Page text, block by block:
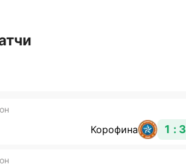
Корофина 1 : 3